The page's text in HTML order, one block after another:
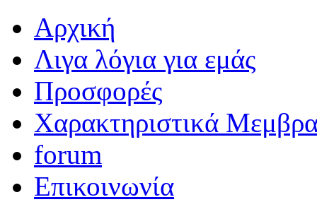
Αρχική
Λιγα λόγια για εμάς
Προσφορές
Χαρακτηριστικά
forum
Επικοινωνία